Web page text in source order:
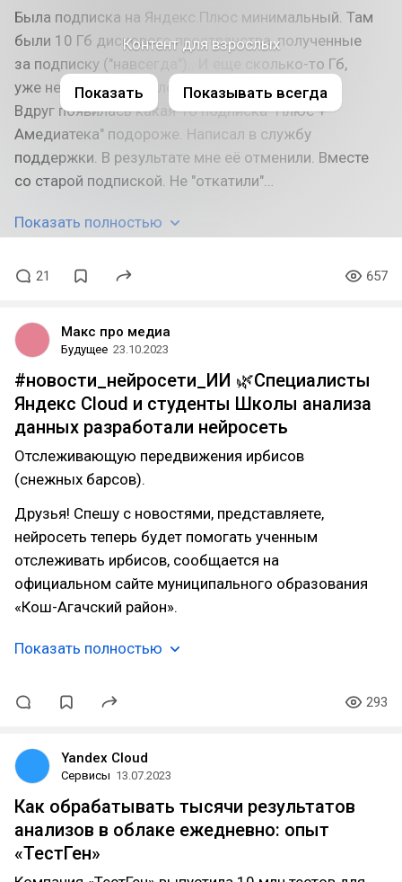
Была подписка на Яндекс.Плюс минимальный. Там
были 10 Гб дискового пространства, полученные
за подписку ("навсегда").. И еще сколько-то Гб,
уже не помню, хватало "за глаза", по подписке.
Вдруг появилась какая-то подписка "Плюс +
Амедиатека" подороже. Написал в службу
поддержки. В результате мне её отменили. Вместе
со старой подпиской. Не "откатили"…
Показать полностью
Контент для взрослых
Показать Показывать всегда
21 657
Макс про медиа
Будущее 23.10.2023
#новости_нейросети_ИИ 🌿Специалисты
Яндекс Cloud и студенты Школы анализа
данных разработали нейросеть
Отслеживающую передвижения ирбисов
(снежных барсов).
Друзья! Cпешу с новостями, представляете,
нейросеть теперь будет помогать ученным
отслеживать ирбисов, сообщается на
официальном сайте муниципального образования
«Кош-Агачский район».
Показать полностью
293
Yandex Cloud
Сервисы 13.07.2023
Как обрабатывать тысячи результатов
анализов в облаке ежедневно: опыт
«ТестГен»